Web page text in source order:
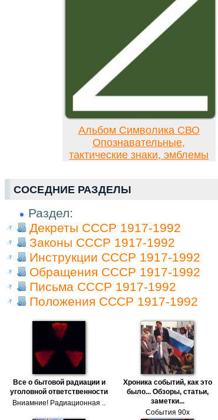
Альбом Символика СВО
Опознавательные,
тактические знаки, эмблемы
СОСЕДНИЕ РАЗДЕЛЫ
Раздел:
Декреты СССР 1917-1992
Законы СССР 1917-1992
Инструкции СССР 1917-1992
Обращения СССР 1917-1992
Письма СССР 1917-1992
Положения СССР 1917-1992
Все о бытовой радиации и
уголовной ответственности
Вниамние! Радиационная ..
Хроника событий, как это
было... Обзоры, статьи,
заметки...
События 90х